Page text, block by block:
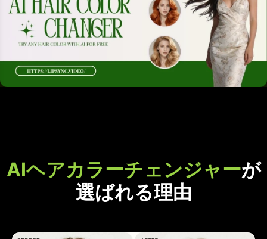
AIヘアカラーチェンジャーが
選ばれる理由